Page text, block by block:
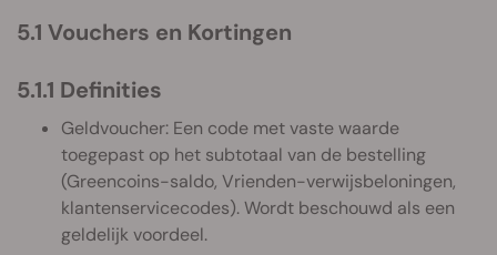
5.1 Vouchers en Kortingen
5.1.1 Definities
Geldvoucher: Een code met vaste waarde
toegepast op het subtotaal van de bestelling
(Greencoins-saldo, Vrienden-verwijsbeloningen,
klantenservicecodes). Wordt beschouwd als een
geldelijk voordeel.